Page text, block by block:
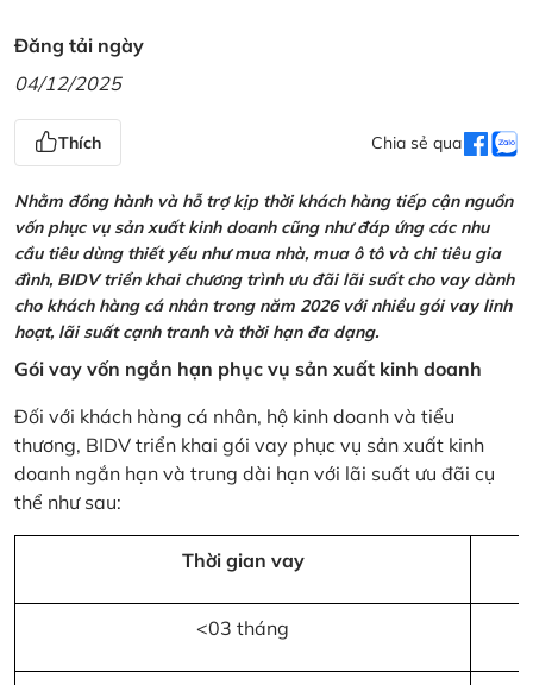
Đăng tải ngày
04/12/2025
Thích Chia sẻ qua
Nhằm đồng hành và hỗ trợ kịp thời khách hàng tiếp cận nguồn
vốn phục vụ sản xuất kinh doanh cũng như đáp ứng các nhu
cầu tiêu dùng thiết yếu như mua nhà, mua ô tô và chi tiêu gia
đình, BIDV triển khai chương trình ưu đãi lãi suất cho vay dành
cho khách hàng cá nhân trong năm 2026 với nhiều gói vay linh
hoạt, lãi suất cạnh tranh và thời hạn đa dạng.
Gói vay vốn ngắn hạn phục vụ sản xuất kinh doanh
Đối với khách hàng cá nhân, hộ kinh doanh và tiểu
thương, BIDV triển khai gói vay phục vụ sản xuất kinh
doanh ngắn hạn và trung dài hạn với lãi suất ưu đãi cụ
thể như sau:
Thời gian vay
<03 tháng